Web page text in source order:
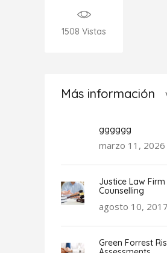
1508 Vistas
Más información
gggggg
marzo 11, 2026
Justice Law
Counselling
agosto 10, 2017
Green Forrest